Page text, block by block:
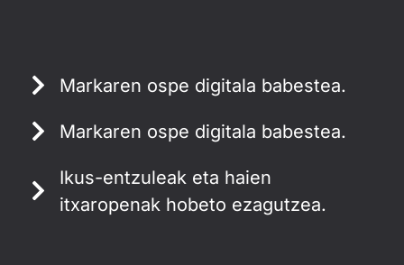
Markaren ospe digitala babestea.
Markaren ospe digitala babestea.
Ikus-entzuleak eta haien
itxaropenak hobeto ezagutzea.